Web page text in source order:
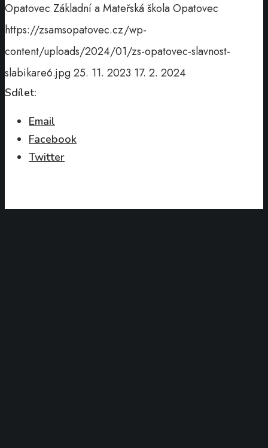
Opatovec Základní a Mateřská škola Opatovec
https://zsamsopatovec.cz/wp-
content/uploads/2024/01/zs-opatovec-slavnost-
slabikare6.jpg25. 11. 2023 17. 2. 2024
Sdílet:
Email
Facebook
Twitter